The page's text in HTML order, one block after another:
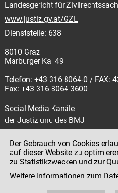
Landesgericht für
www.justiz.gv.at/GZL
Dienststelle: 638
8010 Graz
Marburger Kai 49
Telefon: +43 316 8064-0 / FAX:
Fax: +43 316 8064 3600
Social Media Kanäle
der Justiz und des BMJ
Impressum
Datenschutz
Der Gebrauch von Cookies
auf dieser Website zu
zu Statistikzwecken und zur
Weitere Informationen zum